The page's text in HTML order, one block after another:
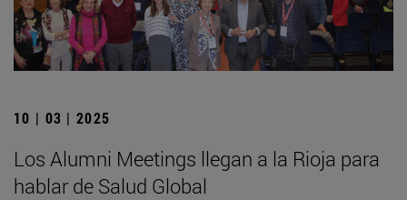
10 | 03 | 2025
Los Alumni Meetings llegan a la Rioja para
hablar de Salud Global